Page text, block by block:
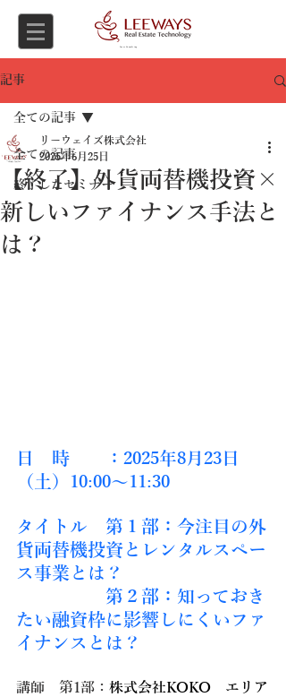
記事
全ての記事
終了したセミナー
全ての記事
【終了】外貨両替機投資×
新しいファイナンス手法と
は？
リーウェイズ株式会社
2025年6月25日
日　時　　：2025年8月23日
（土）10:00～11:30
タイトル　第１部：今注目の外
貨両替機投資とレンタルスペー
ス事業とは？
第２部：知っておき
たい融資枠に影響しにくいファ
イナンスとは？
講師　第1部： 株式会社KOKO　エリア